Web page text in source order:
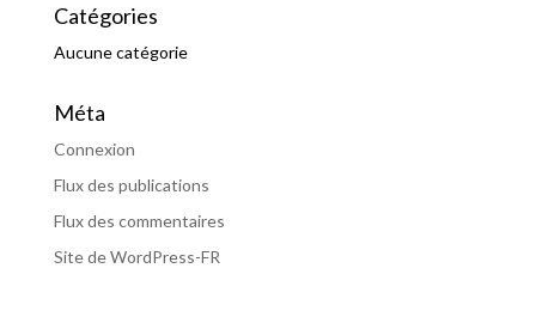
Catégories
Aucune catégorie
Méta
Connexion
Flux des publications
Flux des commentaires
Site de WordPress-FR